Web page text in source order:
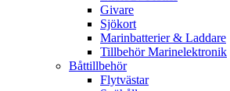
Givare
Sjökort
Marinbatterier & Laddare
Tillbehör Marinelektronik
Båttillbehör
Flytvästar